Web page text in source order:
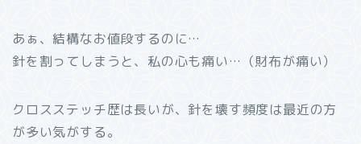
あぁ、結構なお値段するのに…
針を割ってしまうと、私の心も痛い…（財布が痛い）
クロスステッチ歴は長いが、針を壊す頻度は最近の方
が多い気がする。